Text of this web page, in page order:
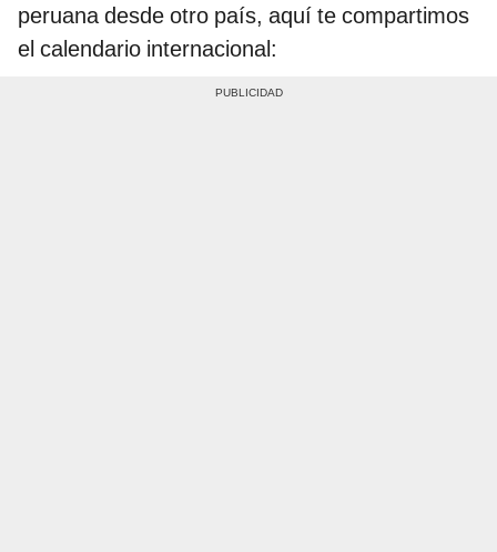
peruana desde otro país, aquí te compartimos
el calendario internacional: